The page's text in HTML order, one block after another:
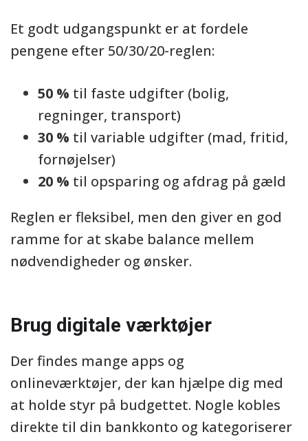
Et godt udgangspunkt er at fordele
pengene efter 50/30/20-reglen:
50 % til faste udgifter (bolig,
regninger, transport)
30 % til variable udgifter (mad, fritid,
fornøjelser)
20 % til opsparing og afdrag på gæld
Reglen er fleksibel, men den giver en god
ramme for at skabe balance mellem
nødvendigheder og ønsker.
Brug digitale værktøjer
Der findes mange apps og
onlineværktøjer, der kan hjælpe dig med
at holde styr på budgettet. Nogle kobles
direkte til din bankkonto og kategoriserer